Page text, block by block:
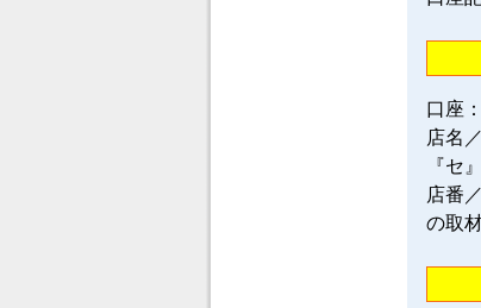
口座
店名
『セ
店番
の取